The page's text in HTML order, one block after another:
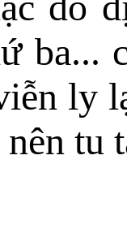
ba...
ly
tu